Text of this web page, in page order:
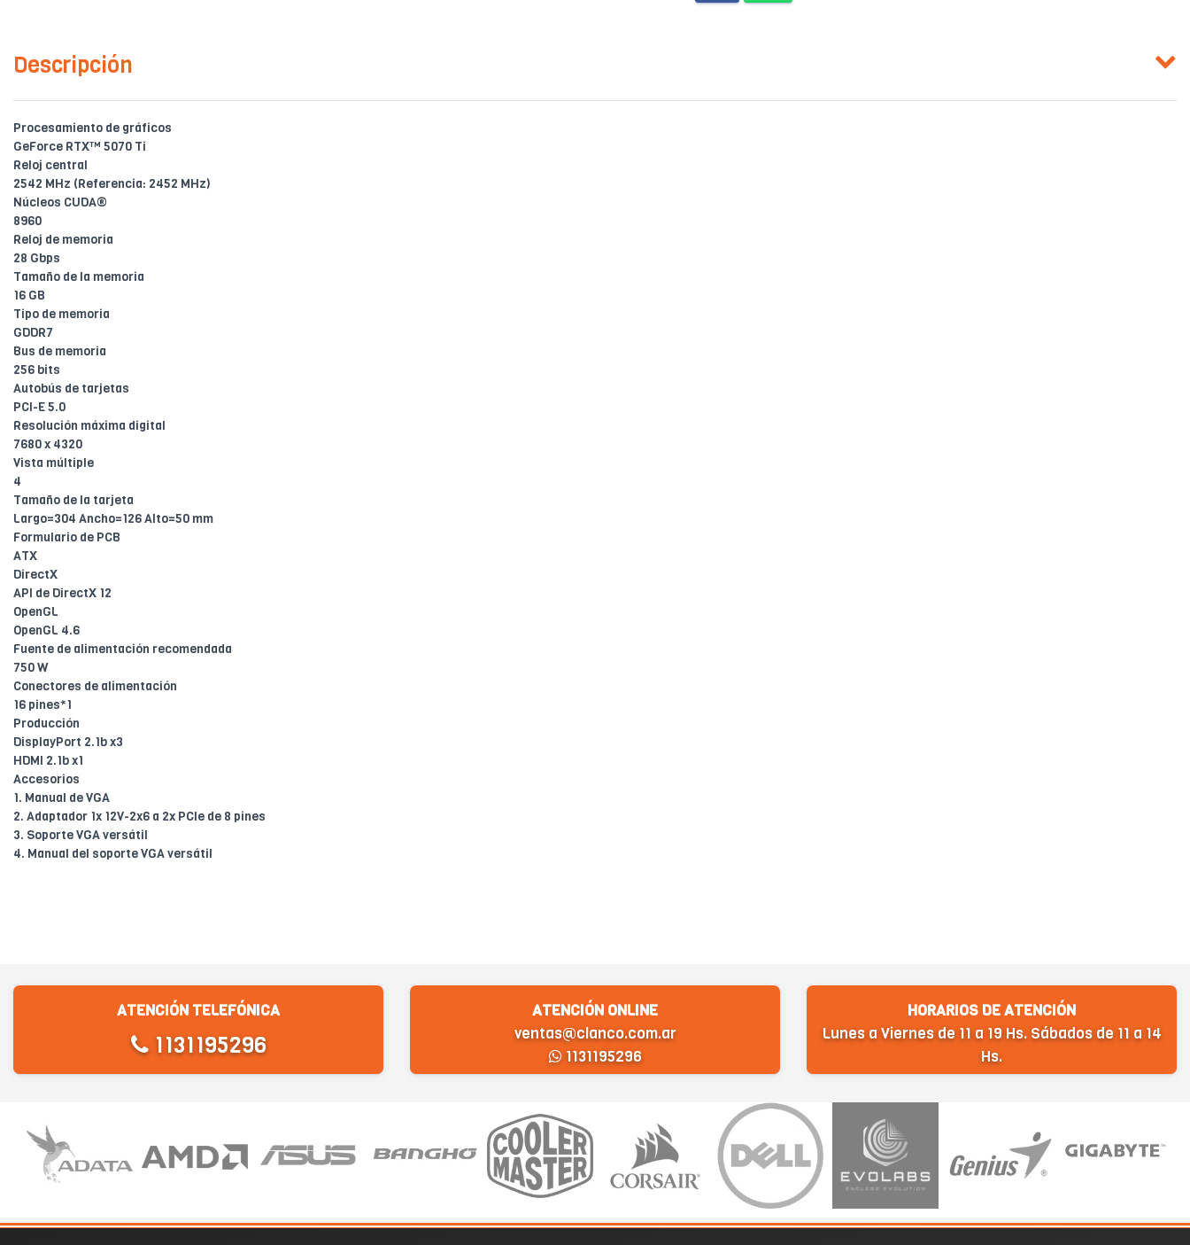
Descripción
Procesamiento de gráficos
GeForce RTX™ 5070 Ti
Reloj central
2542 MHz (Referencia: 2452 MHz)
Núcleos CUDA®
8960
Reloj de memoria
28 Gbps
Tamaño de la memoria
16 GB
Tipo de memoria
GDDR7
Bus de memoria
256 bits
Autobús de tarjetas
PCI-E 5.0
Resolución máxima digital
7680 x 4320
Vista múltiple
4
Tamaño de la tarjeta
Largo=304 Ancho=126 Alto=50 mm
Formulario de PCB
ATX
DirectX
API de DirectX 12
OpenGL
OpenGL 4.6
Fuente de alimentación recomendada
750 W
Conectores de alimentación
16 pines*1
Producción
DisplayPort 2.1b x3
HDMI 2.1b x1
Accesorios
1. Manual de VGA
2. Adaptador 1x 12V-2x6 a 2x PCIe de 8 pines
3. Soporte VGA versátil
4. Manual del soporte VGA versátil
ATENCIÓN TELEFÓNICA
1131195296
ATENCIÓN ONLINE
ventas@clanco.com.ar
1131195296
HORARIOS DE ATENCIÓN
Lunes a Viernes de 11 a 19 Hs. Sábados de 11 a 14
Hs.